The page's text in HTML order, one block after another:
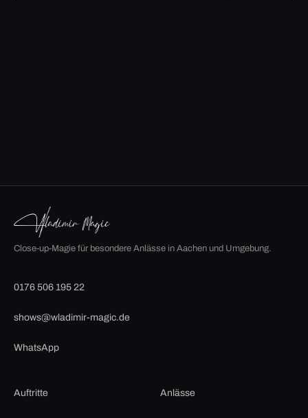
Close-up-Magie für besondere Anlässe in Aachen und Umgebung.
0176 506 195 22
shows@wladimir-magic.de
WhatsApp
Auftritte Anlässe